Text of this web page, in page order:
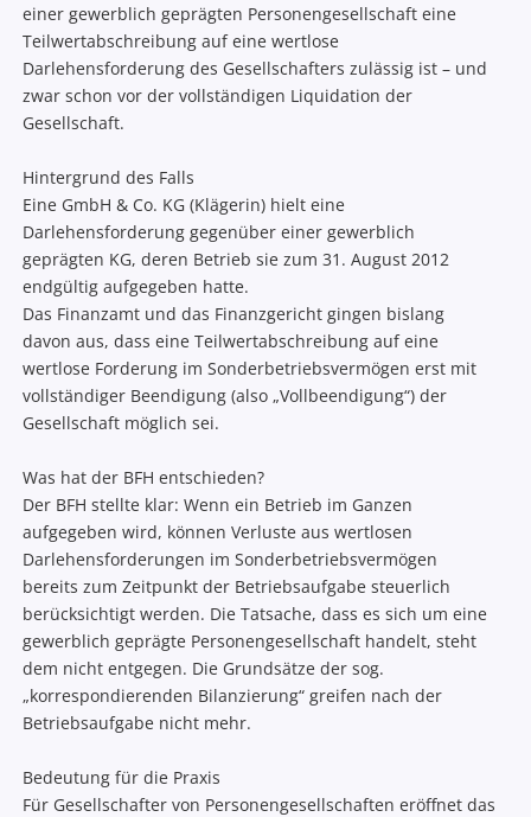
einer gewerblich geprägten Personengesellschaft eine
Teilwertabschreibung auf eine wertlose
Darlehensforderung des Gesellschafters zulässig ist – und
zwar schon vor der vollständigen Liquidation der
Gesellschaft.
Hintergrund des Falls
Eine GmbH & Co. KG (Klägerin) hielt eine
Darlehensforderung gegenüber einer gewerblich
geprägten KG, deren Betrieb sie zum 31. August 2012
endgültig aufgegeben hatte.
Das Finanzamt und das Finanzgericht gingen bislang
davon aus, dass eine Teilwertabschreibung auf eine
wertlose Forderung im Sonderbetriebsvermögen erst mit
vollständiger Beendigung (also „Vollbeendigung“) der
Gesellschaft möglich sei.
Was hat der BFH entschieden?
Der BFH stellte klar: Wenn ein Betrieb im Ganzen
aufgegeben wird, können Verluste aus wertlosen
Darlehensforderungen im Sonderbetriebsvermögen
bereits zum Zeitpunkt der Betriebsaufgabe steuerlich
berücksichtigt werden. Die Tatsache, dass es sich um eine
gewerblich geprägte Personengesellschaft handelt, steht
dem nicht entgegen. Die Grundsätze der sog.
„korrespondierenden Bilanzierung“ greifen nach der
Betriebsaufgabe nicht mehr.
Bedeutung für die Praxis
Für Gesellschafter von Personengesellschaften eröffnet das